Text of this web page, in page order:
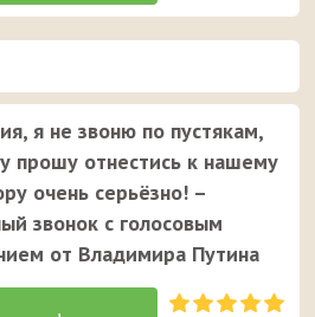
я не звоню по пустякам,
прошу отнестись к нашему
очень серьёзно! –
звонок с голосовым
от Владимира Путина